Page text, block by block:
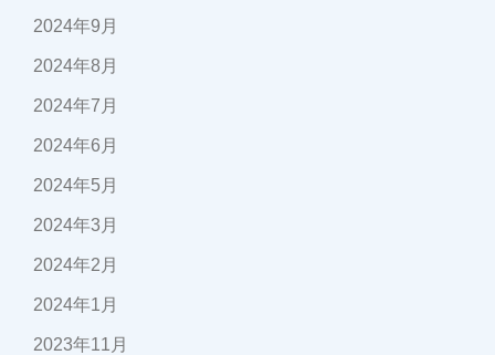
2024年9月
2024年8月
2024年7月
2024年6月
2024年5月
2024年3月
2024年2月
2024年1月
2023年11月